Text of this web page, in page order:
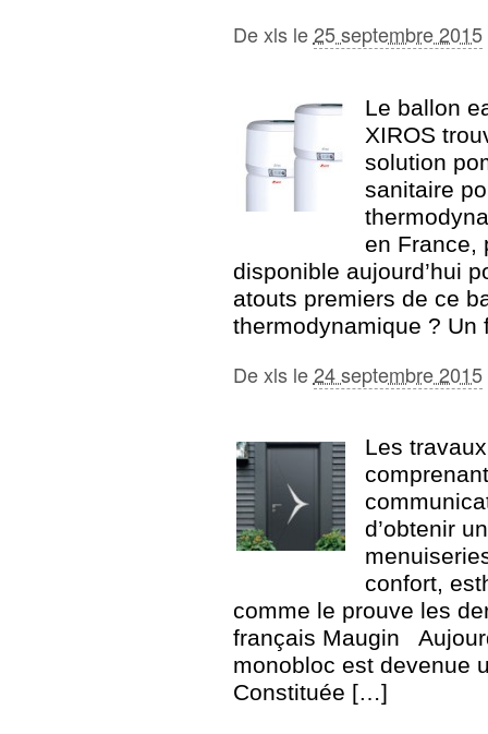
De xls le 25 septembre 2015
Le ballon
XIROS
solution
sanitaire
en France,
disponible aujourd’hui
atouts premiers de ce
thermodynamique ?
De xls le 24 septembre 2015
Les
d’obtenir
confort,
comme le prouve les
français Maugin
monobloc est devenue
Constituée […]